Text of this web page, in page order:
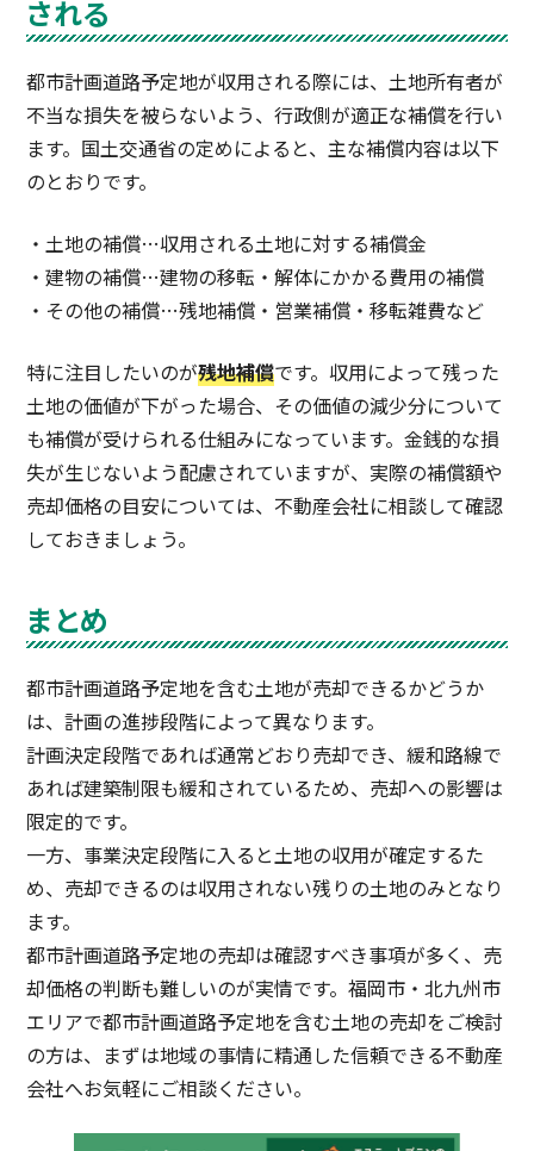
される
都市計画道路予定地が収用される際には、土地所有者が
不当な損失を被らないよう、行政側が適正な補償を行い
ます。国土交通省の定めによると、主な補償内容は以下
のとおりです。
・土地の補償…収用される土地に対する補償金
・建物の補償…建物の移転・解体にかかる費用の補償
・その他の補償…残地補償・営業補償・移転雑費など
特に注目したいのが残地補償です。収用によって残った
土地の価値が下がった場合、その価値の減少分について
も補償が受けられる仕組みになっています。金銭的な損
失が生じないよう配慮されていますが、実際の補償額や
売却価格の目安については、不動産会社に相談して確認
しておきましょう。
まとめ
都市計画道路予定地を含む土地が売却できるかどうか
は、計画の進捗段階によって異なります。
計画決定段階であれば通常どおり売却でき、緩和路線で
あれば建築制限も緩和されているため、売却への影響は
限定的です。
一方、事業決定段階に入ると土地の収用が確定するた
め、売却できるのは収用されない残りの土地のみとなり
ます。
都市計画道路予定地の売却は確認すべき事項が多く、売
却価格の判断も難しいのが実情です。福岡市・北九州市
エリアで都市計画道路予定地を含む土地の売却をご検討
の方は、まずは地域の事情に精通した信頼できる不動産
会社へお気軽にご相談ください。